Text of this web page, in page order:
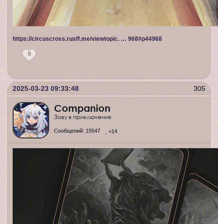
https://circuscross.rusff.me/viewtopic. … 968#p44968
0
305
2025-03-23 09:33:48
Companion
Зову в приключения
Сообщений: 15547 +14